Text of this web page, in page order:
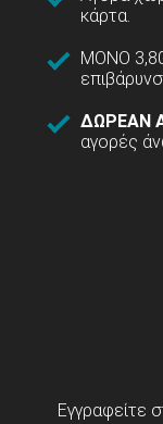
κάρτα.
ΜΟΝΟ
ΔΩΡΕΑΝ
αγορές
Εγγραφείτε